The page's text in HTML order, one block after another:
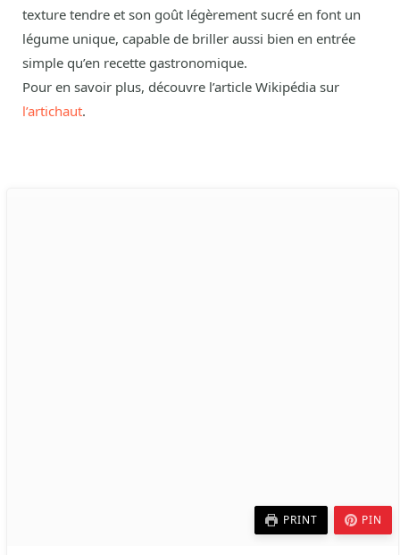
texture tendre et son goût légèrement sucré en font un
légume unique, capable de briller aussi bien en entrée
simple qu’en recette gastronomique.
Pour en savoir plus, découvre l’article Wikipédia sur
l’artichaut.
PRINT PIN